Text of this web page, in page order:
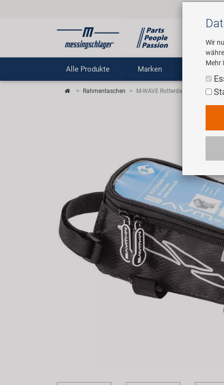
Alle Produkte Marken
Rahmentaschen M-WAVE Rotterdam Top L
Wir
Mehr